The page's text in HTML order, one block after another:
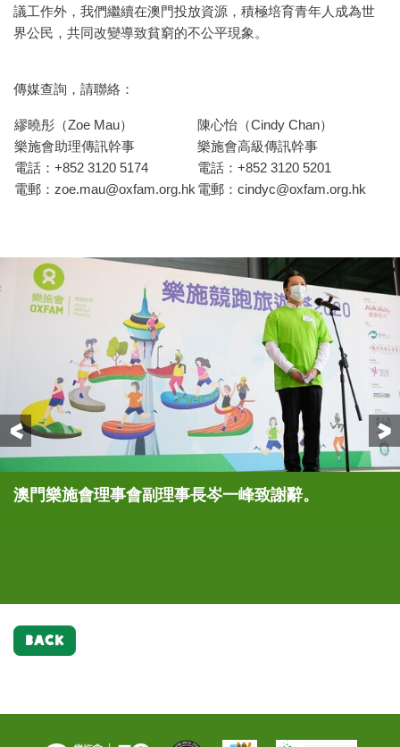
議工作外，我們繼續在澳門投放資源，積極培育青年人成為世
界公民，共同改變導致貧窮的不公平現象。
傳媒查詢，請聯絡：
繆曉彤（Zoe Mau）
樂施會助理傳訊幹事
電話：+852 3120 5174
電郵： zoe.mau@oxfam.org.hk
陳心怡（Cindy Chan）
樂施會高級傳訊幹事
電話：+852 3120 5201
電郵： cindyc@oxfam.org.hk
Previous
澳門樂施會理事會副理事長岑一峰致謝辭。
友邦保險（國際）有限公司澳門分行首席執行官陳美
澳門選美連盟今年組隊參加「隊際接力競跑」。
「隊際接力競跑」由「明記瓜菜」隊伍以6分31秒跑
「個人競跑」男子組全塔61層冠軍由葉聖陶奪得，以
「個人競跑」女子組全塔61層冠軍由張盈奪得，以11
「個人競跑」女子組全塔61層冠軍由張盈奪得，以11
「個人競跑」男女子組半塔31層冠軍分別由李荔鋒及
友邦保險（國際）有限公司澳門分行首席執行官陳美
樂施競跑旅遊塔」圓滿結束，樂施會代表、一眾嘉賓
BACK